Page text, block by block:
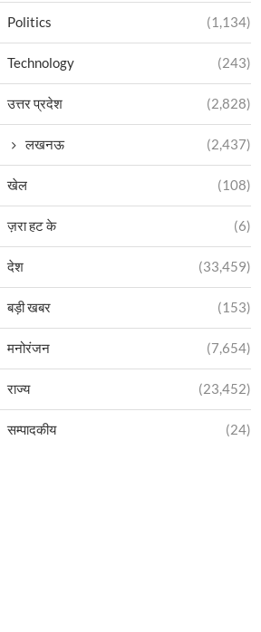
Politics (1,134)
Technology (243)
उत्तर प्रदेश (2,828)
लखनऊ (2,437)
खेल (108)
ज़रा हट के (6)
देश (33,459)
बड़ी खबर (153)
मनोरंजन (7,654)
राज्य (23,452)
सम्पादकीय (24)